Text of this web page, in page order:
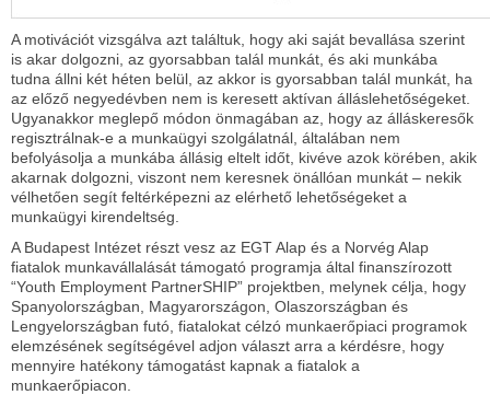
A motivációt vizsgálva azt találtuk, hogy aki saját bevallása szerint
is akar dolgozni, az gyorsabban talál munkát, és aki munkába
tudna állni két héten belül, az akkor is gyorsabban talál munkát, ha
az előző negyedévben nem is keresett aktívan álláslehetőségeket.
Ugyanakkor meglepő módon önmagában az, hogy az álláskeresők
regisztrálnak-e a munkaügyi szolgálatnál, általában nem
befolyásolja a munkába állásig eltelt időt, kivéve azok körében, akik
akarnak dolgozni, viszont nem keresnek önállóan munkát – nekik
vélhetően segít feltérképezni az elérhető lehetőségeket a
munkaügyi kirendeltség.
A Budapest Intézet részt vesz az EGT Alap és a Norvég Alap
fiatalok munkavállalását támogató programja által finanszírozott
“Youth Employment PartnerSHIP” projektben, melynek célja, hogy
Spanyolországban, Magyarországon, Olaszországban és
Lengyelországban futó, fiatalokat célzó munkaerőpiaci programok
elemzésének segítségével adjon választ arra a kérdésre, hogy
mennyire hatékony támogatást kapnak a fiatalok a
munkaerőpiacon.